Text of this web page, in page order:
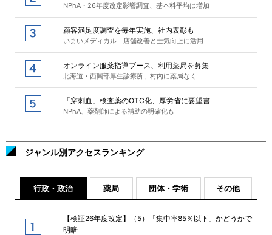
NPhA・26年度改定影響調査、基本料平均は増加
顧客満足度調査を毎年実施、社内表彰も
いまいメディカル 店舗改善と士気向上に活用
オンライン服薬指導ブース、利用薬局を募集
北海道・西興部厚生診療所、村内に薬局なく
「穿刺血」検査薬のOTC化、厚労省に要望書
NPhA、薬剤師による補助の明確化も
ジャンル別アクセスランキング
行政・政治 薬局 団体・学術 その他
【検証26年度改定】（5）「集中率85％以下」かどうかで
明暗